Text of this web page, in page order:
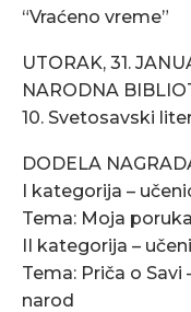
“Vraćeno vreme”
UTORAK, 31.
NARODNA
10. Svetosavski
DODELA
I kategorija –
Tema: Moja
II kategorija –
Tema: Priča o
narod